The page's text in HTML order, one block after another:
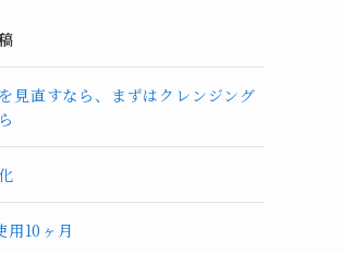
見直すなら、まずはクレンジング
10ヶ月